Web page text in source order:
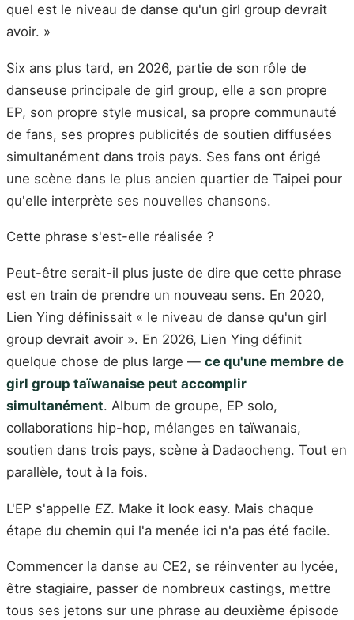
quel est le niveau de danse qu'un girl group devrait
avoir. »
Six ans plus tard, en 2026, partie de son rôle de
danseuse principale de girl group, elle a son propre
EP, son propre style musical, sa propre communauté
de fans, ses propres publicités de soutien diffusées
simultanément dans trois pays. Ses fans ont érigé
une scène dans le plus ancien quartier de Taipei pour
qu'elle interprète ses nouvelles chansons.
Cette phrase s'est-elle réalisée ?
Peut-être serait-il plus juste de dire que cette phrase
est en train de prendre un nouveau sens. En 2020,
Lien Ying définissait « le niveau de danse qu'un girl
group devrait avoir ». En 2026, Lien Ying définit
quelque chose de plus large — ce qu'une membre de
girl group taïwanaise peut accomplir
simultanément. Album de groupe, EP solo,
collaborations hip-hop, mélanges en taïwanais,
soutien dans trois pays, scène à Dadaocheng. Tout en
parallèle, tout à la fois.
L'EP s'appelle EZ. Make it look easy. Mais chaque
étape du chemin qui l'a menée ici n'a pas été facile.
Commencer la danse au CE2, se réinventer au lycée,
être stagiaire, passer de nombreux castings, mettre
tous ses jetons sur une phrase au deuxième épisode